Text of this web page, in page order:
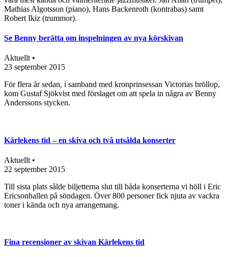
Mathias Algotsson (piano), Hans Backenroth (kontrabas) samt
Robert Ikiz (trummor).
Se Benny berätta om inspelningen av nya körskivan
Aktuellt •
23 september 2015
För flera år sedan, i samband med kronprinsessan Victorias bröllop,
kom Gustaf Sjökvist med förslaget om att spela in några av Benny
Anderssons stycken.
Kärlekens tid – en skiva och två utsålda konserter
Aktuellt •
22 september 2015
Till sista plats sålde biljetterna slut till båda konserterna vi höll i Eric
Ericsonhallen på söndagen. Över 800 personer fick njuta av vackra
toner i kända och nya arrangemang.
Fina recensioner av skivan Kärlekens tid